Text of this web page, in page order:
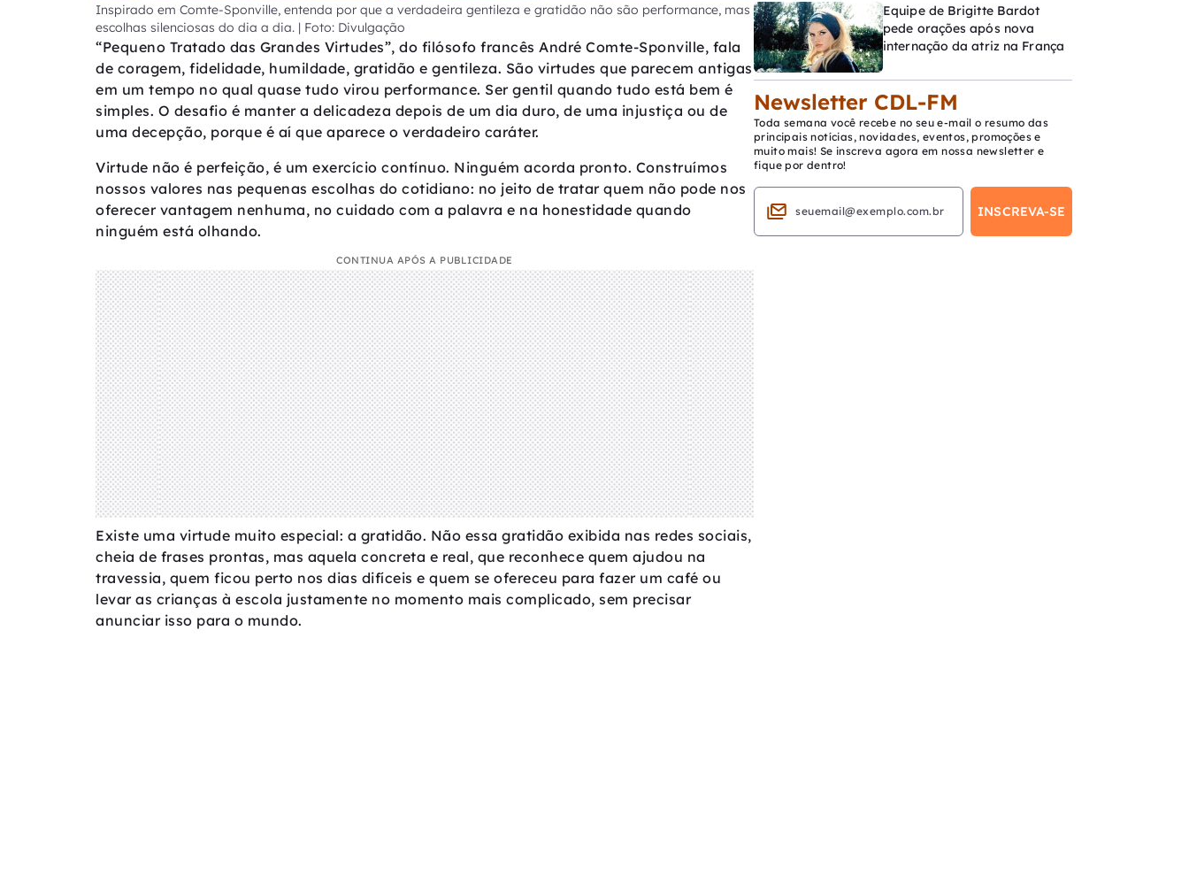
Inspirado em Comte-Sponville, entenda por que a verdadeira gentileza e gratidão não são performance, mas
escolhas silenciosas do dia a dia. | Foto: Divulgação
“Pequeno Tratado das Grandes Virtudes”, do filósofo francês André Comte-Sponville, fala
de coragem, fidelidade, humildade, gratidão e gentileza. São virtudes que parecem antigas
em um tempo no qual quase tudo virou performance. Ser gentil quando tudo está bem é
simples. O desafio é manter a delicadeza depois de um dia duro, de uma injustiça ou de
uma decepção, porque é aí que aparece o verdadeiro caráter.
Virtude não é perfeição, é um exercício contínuo. Ninguém acorda pronto. Construímos
nossos valores nas pequenas escolhas do cotidiano: no jeito de tratar quem não pode nos
oferecer vantagem nenhuma, no cuidado com a palavra e na honestidade quando
ninguém está olhando.
CONTINUA APÓS A PUBLICIDADE
Existe uma virtude muito especial: a gratidão. Não essa gratidão exibida nas redes sociais,
cheia de frases prontas, mas aquela concreta e real, que reconhece quem ajudou na
travessia, quem ficou perto nos dias difíceis e quem se ofereceu para fazer um café ou
levar as crianças à escola justamente no momento mais complicado, sem precisar
anunciar isso para o mundo.
Equipe de Brigitte Bardot
pede orações após nova
internação da atriz na França
Newsletter CDL-FM
Toda semana você recebe no seu e-mail o resumo das
principais notícias, novidades, eventos, promoções e
muito mais! Se inscreva agora em nossa newsletter e
fique por dentro!